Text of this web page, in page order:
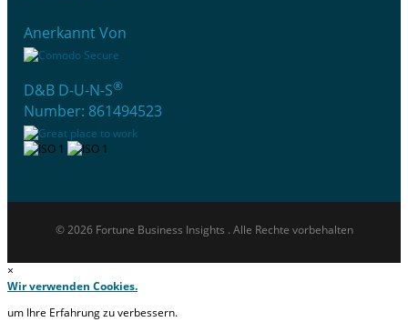
Anerkannt Von
D&B D-U-N-S®
Number: 861494523
© 2026 Fortune Business Insights . Alle Rechte vorbehalten
×
Wir verwenden Cookies.
um Ihre Erfahrung zu verbessern.